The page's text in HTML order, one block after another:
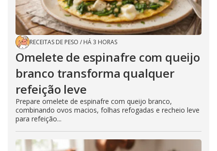
RECEITAS DE PESO / HÁ 3 HORAS
Omelete de espinafre com queijo
branco transforma qualquer
refeição leve
Prepare omelete de espinafre com queijo branco,
combinando ovos macios, folhas refogadas e recheio leve
para refeição...